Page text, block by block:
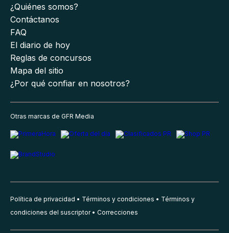
¿Quiénes somos?
Contáctanos
FAQ
El diario de hoy
Reglas de concursos
Mapa del sitio
¿Por qué confiar en nosotros?
Otras marcas de GFR Media
Política de privacidad Términos y condiciones
Términos y
condiciones del suscriptor
Correcciones